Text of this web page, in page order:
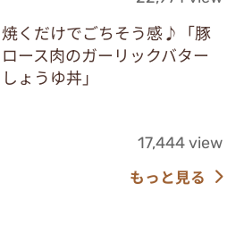
焼くだけでごちそう感♪「豚
ロース肉のガーリックバター
しょうゆ丼」
17,444 view
もっと見る